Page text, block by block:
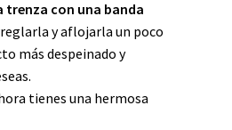
trenza con una banda
y aflojarla un poco
más despeinado y
tienes una hermosa